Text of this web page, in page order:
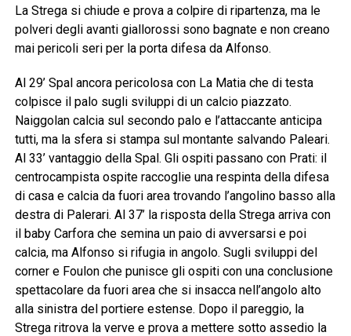
La Strega si chiude e prova a colpire di ripartenza, ma le
polveri degli avanti giallorossi sono bagnate e non creano
mai pericoli seri per la porta difesa da Alfonso.
Al 29’ Spal ancora pericolosa con La Matia che di testa
colpisce il palo sugli sviluppi di un calcio piazzato.
Naiggolan calcia sul secondo palo e l’attaccante anticipa
tutti, ma la sfera si stampa sul montante salvando Paleari.
Al 33’ vantaggio della Spal. Gli ospiti passano con Prati: il
centrocampista ospite raccoglie una respinta della difesa
di casa e calcia da fuori area trovando l’angolino basso alla
destra di Palerari. Al 37’ la risposta della Strega arriva con
il baby Carfora che semina un paio di avversarsi e poi
calcia, ma Alfonso si rifugia in angolo. Sugli sviluppi del
corner e Foulon che punisce gli ospiti con una conclusione
spettacolare da fuori area che si insacca nell’angolo alto
alla sinistra del portiere estense. Dopo il pareggio, la
Strega ritrova la verve e prova a mettere sotto assedio la